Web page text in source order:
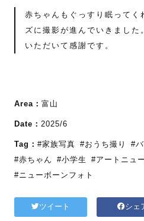
赤ちゃんもぐっすり眠ってく
ズに撮影が進んでいきました
いただいて感謝です。
Area： 富山
Date： 2025/6
Tag： #家族写真 #おうち撮り
#
#赤ちゃん
#小学生
#アートニュ
#ニューボーンフォト
ツイート シェ